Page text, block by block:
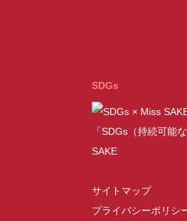
SDGs
「SDGs（持続可能
SAKE
サイトマップ
プライバシーポリシ